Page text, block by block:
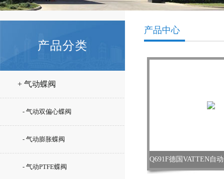
产品分类
+ 气动蝶阀
- 气动双偏心蝶阀
- 气动膨胀蝶阀
- 气动PTFE蝶阀
产品中心